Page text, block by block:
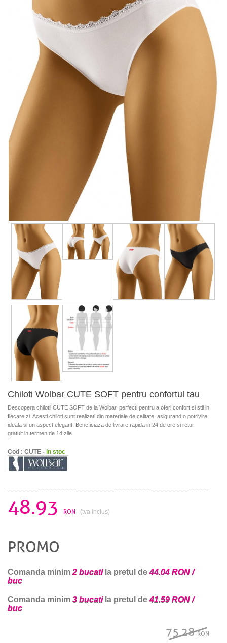
Chiloti Wolbar CUTE SOFT pentru confortul tau
Descopera chilotii CUTE SOFT de la Wolbar, perfecti pentru a oferi confort si stil in
fiecare zi. Acesti chiloti sunt realizati din materiale de calitate, asigurand o potrivire
ideala si un aspect elegant. Beneficiaza de livrare rapida in 24 de ore si retur
gratuit in termen de 14 zile.
Cod : CUTE - in stoc
48.93 RON (tva inclus)
PROMO
Comanda minim 2 bucatila pretul de44.04 RON /
buc
Comanda minim 3 bucatila pretul de41.59 RON /
buc
75.28RON